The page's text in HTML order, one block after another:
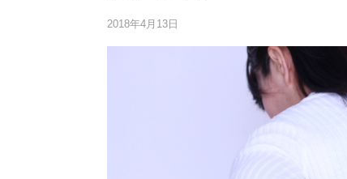
2018年4月13日